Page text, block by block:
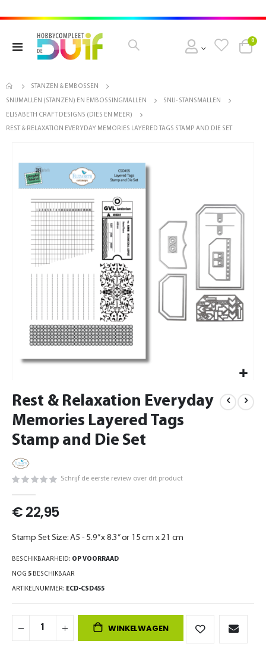
Toggle
Cart
0
STANZEN & EMBOSSEN
SNIJMALLEN (STANZEN) EN EMBOSSINGMALLEN SNIJ- STANSMALLEN
ELISABETH CRAFT DESIGNS (DIES EN MEER)
REST & RELAXATION EVERYDAY MEMORIES LAYERED TAGS STAMP AND DIE SET
einde
afbeeldingen-
gallerij
naar
begin
van
afbeeldingen-
Rest & Relaxation Everyday
Memories Layered Tags
Stamp and Die Set
Schrijf de eerste review over dit product
€ 22,95
Stamp Set Size: A5 - 5.9” x 8.3” or 15 cm x 21 cm
BESCHIKBAARHEID: OP VOORRAAD
NOG 5 BESCHIKBAAR
ARTIKELNUMMER ECD-CSD455
WINKELWAGEN